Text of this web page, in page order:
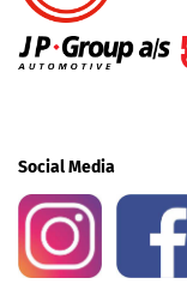
Social Media